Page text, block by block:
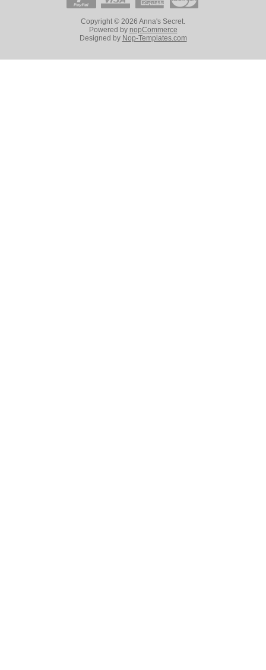
Copyright © 2026 Anna's Secret.
Powered by nopCommerce
Designed by Nop-Templates.com